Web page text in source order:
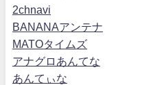
2chnavi
BANANAアンテナ
MATOタイムズ
アナグロあんてな
あんてぃな